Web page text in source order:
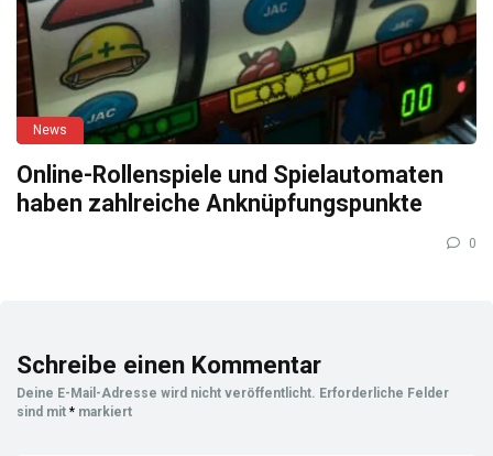
News
Online-Rollenspiele und Spielautomaten
haben zahlreiche Anknüpfungspunkte
0
Schreibe einen Kommentar
Deine E-Mail-Adresse wird nicht veröffentlicht. Erforderliche Felder
sind mit * markiert